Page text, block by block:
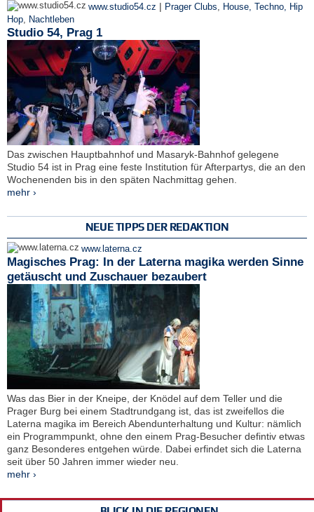
www.studio54.cz | Prager Clubs, House, Techno, Hip
Hop, Nachtleben
Studio 54, Prag 1
Das zwischen Hauptbahnhof und Masaryk-Bahnhof gelegene
Studio 54 ist in Prag eine feste Institution für Afterpartys, die an den
Wochenenden bis in den späten Nachmittag gehen.
mehr ›
NEUE TIPPS DER REDAKTION
www.laterna.cz
Magisches Prag: In der Laterna magika werden Sinne
getäuscht und Zuschauer bezaubert
Was das Bier in der Kneipe, der Knödel auf dem Teller und die
Prager Burg bei einem Stadtrundgang ist, das ist zweifellos die
Laterna magika im Bereich Abendunterhaltung und Kultur: nämlich
ein Programmpunkt, ohne den einem Prag-Besucher defintiv etwas
ganz Besonderes entgehen würde. Dabei erfindet sich die Laterna
seit über 50 Jahren immer wieder neu.
mehr ›